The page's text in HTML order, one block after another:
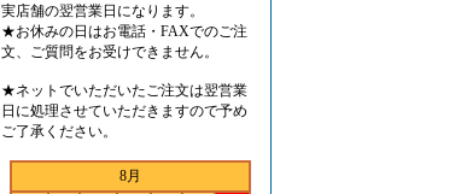
実店舗の翌営業日になります。
★お休みの日はお電話・FAXでのご注
文、ご質問をお受けできません。
★ネットでいただいたご注文は翌営業
日に処理させていただきますので予め
ご了承ください。
8月